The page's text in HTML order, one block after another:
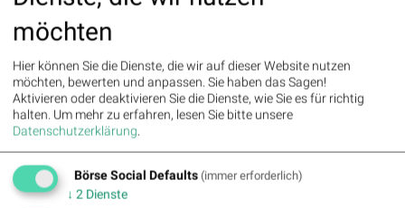
Bildnachweis
1. BSN Group Sport Performancevergleich YTD, Stand: 21.02.2026
Immobilien,Marinomed Biotech,Österreichische Post
Adisa
BTV AG,BKS Bank Stamm
möchten
Hier können Sie die Dienste, die wir auf dieser Website nutzen
möchten, bewerten und anpassen. Sie haben das Sagen!
Aktivieren oder deaktivieren Sie die Dienste, wie Sie es für richtig
halten. Um mehr zu erfahren, lesen Sie bitte unsere
Datenschutzerklärung.
Börse Social Defaults (immer erforderlich)
↓ 2 Dienste